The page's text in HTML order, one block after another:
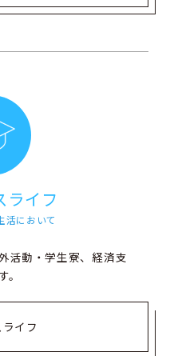
ライフ
活において
活動・学生寮、経済支
イフ